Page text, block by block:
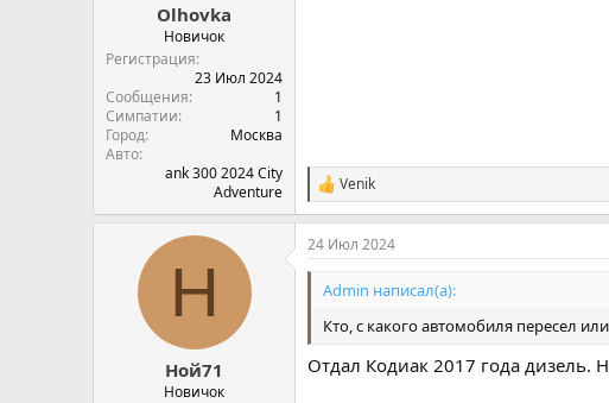
Olhovka
Новичок
Регистрация
23 Июл 2024
Сообщения
1
Симпатии
1
Город
Москва
Авто
ank 300 2024 City
Adventure
С
и
м
п
а
и
:
Venik
Н
Ной71
Новичок
24 Июл 2024
Admin написал(а):
Кто, с какого автомобиля пересел
Отдал Кодиак 2017 года дизель.